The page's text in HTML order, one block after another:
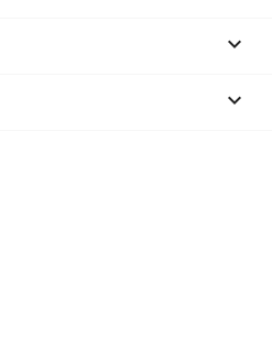

keyboard_arrow_down